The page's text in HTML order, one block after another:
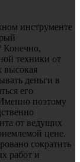
инструменте
Конечно,
техники от
высокая
деньги в
его
поэтому
от ведущих
цене.
сократить
работ и